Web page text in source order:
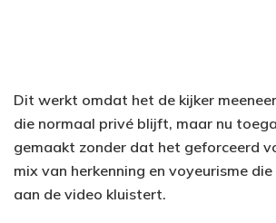
Dit werkt omdat het de kijker
die normaal privé blijft, maar nu
gemaakt zonder dat het geforceerd
mix van herkenning en voyeurisme
aan de video kluistert.